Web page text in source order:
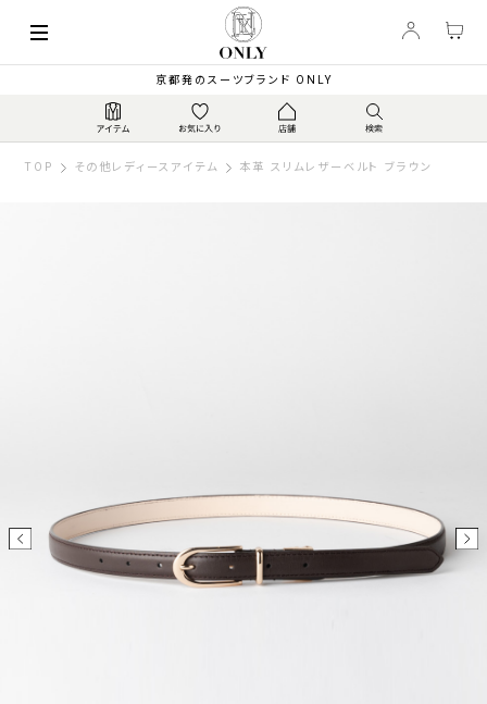
京都発のスーツブランド ONLY
TOP その他レディースアイテム 本革 スリムレザーベルト ブラウン